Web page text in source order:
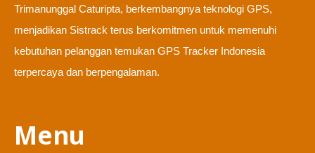
Trimanunggal Caturipta, berkembangnya teknologi GPS,
menjadikan Sistrack terus berkomitmen untuk memenuhi
kebutuhan pelanggan temukan GPS Tracker Indonesia
terpercaya dan berpengalaman.
Menu